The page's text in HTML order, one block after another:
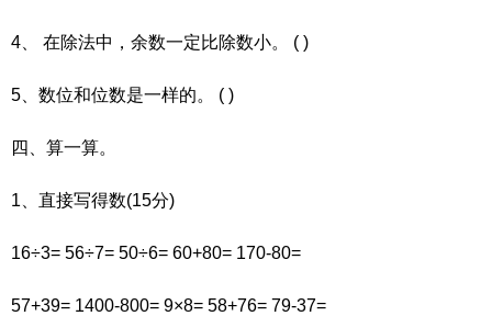
4、 在除法中，余数一定比除数小。 ( )
5、数位和位数是一样的。 ( )
四、算一算。
1、直接写得数(15分)
16÷3= 56÷7= 50÷6= 60+80= 170-80=
57+39= 1400-800= 9×8= 58+76= 79-37=